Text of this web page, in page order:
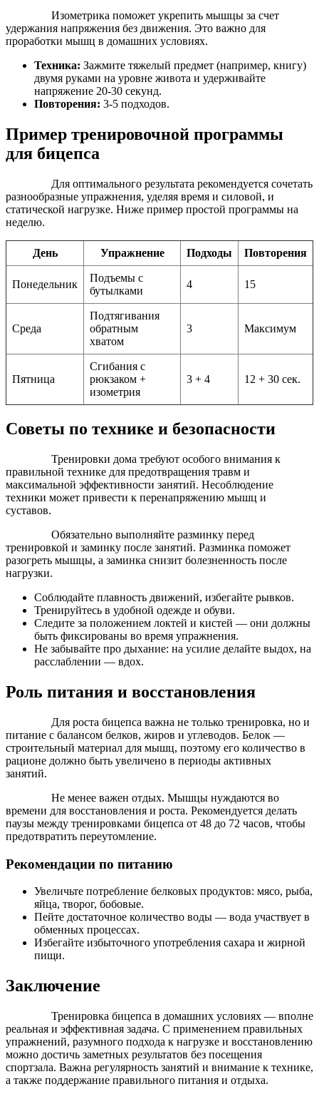
Изометрика поможет укрепить мышцы за счет
удержания напряжения без движения. Это важно для
проработки мышц в домашних условиях.
Техника: Зажмите тяжелый предмет (например, книгу)
двумя руками на уровне живота и удерживайте
напряжение 20-30 секунд.
Повторения: 3-5 подходов.
Пример тренировочной программы
для бицепса
Для оптимального результата рекомендуется сочетать
разнообразные упражнения, уделяя время и силовой, и
статической нагрузке. Ниже пример простой программы на
неделю.
День Упражнение Подходы Повторения
Понедельник
Подъемы с
бутылками
4 15
Среда
Подтягивания
обратным
хватом
3 Максимум
Пятница
Сгибания с
рюкзаком +
изометрия
3 + 4 12 + 30 сек.
Советы по технике и безопасности
Тренировки дома требуют особого внимания к
правильной технике для предотвращения травм и
максимальной эффективности занятий. Несоблюдение
техники может привести к перенапряжению мышц и
суставов.
Обязательно выполняйте разминку перед
тренировкой и заминку после занятий. Разминка поможет
разогреть мышцы, а заминка снизит болезненность после
нагрузки.
Соблюдайте плавность движений, избегайте рывков.
Тренируйтесь в удобной одежде и обуви.
Следите за положением локтей и кистей — они должны
быть фиксированы во время упражнения.
Не забывайте про дыхание: на усилие делайте выдох, на
расслаблении — вдох.
Роль питания и восстановления
Для роста бицепса важна не только тренировка, но и
питание с балансом белков, жиров и углеводов. Белок —
строительный материал для мышц, поэтому его количество в
рационе должно быть увеличено в периоды активных
занятий.
Не менее важен отдых. Мышцы нуждаются во
времени для восстановления и роста. Рекомендуется делать
паузы между тренировками бицепса от 48 до 72 часов, чтобы
предотвратить переутомление.
Рекомендации по питанию
Увеличьте потребление белковых продуктов: мясо, рыба,
яйца, творог, бобовые.
Пейте достаточное количество воды — вода участвует в
обменных процессах.
Избегайте избыточного употребления сахара и жирной
пищи.
Заключение
Тренировка бицепса в домашних условиях — вполне
реальная и эффективная задача. С применением правильных
упражнений, разумного подхода к нагрузке и восстановлению
можно достичь заметных результатов без посещения
спортзала. Важна регулярность занятий и внимание к технике,
а также поддержание правильного питания и отдыха.